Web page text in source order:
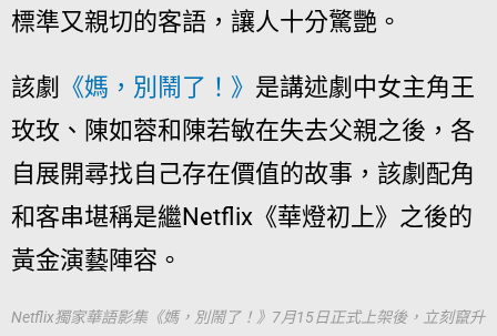
標準又親切的客語，讓人十分驚艷。
該劇 《媽，別鬧了！》 是講述劇中女主角王
玫玫、陳如蓉和陳若敏在失去父親之後，各
自展開尋找自己存在價值的故事，該劇配角
和客串堪稱是繼Netflix 《華燈初上》之後的
黃金演藝陣容。
Netflix獨家華語影集《媽，別鬧了！》7月15日正式上架後，立刻竄升